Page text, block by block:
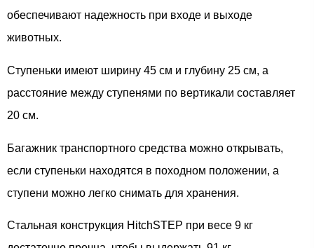
обеспечивают надежность при входе и выходе
животных.
Ступеньки имеют ширину 45 см и глубину 25 см, а
расстояние между ступенями по вертикали составляет
20 см.
Багажник транспортного средства можно открывать,
если ступеньки находятся в походном положении, а
ступени можно легко снимать для хранения.
Стальная конструкция HitchSTEP при весе 9 кг